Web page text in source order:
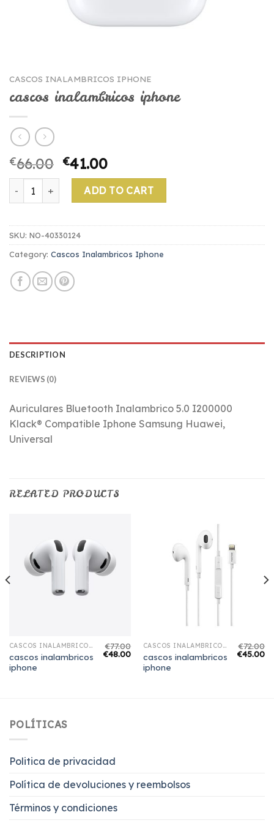
CASCOS INALAMBRICOS IPHONE
cascos inalambricos iphone
€66.00 €41.00
cascos inalambricos iphone quantity
ADD TO CART
SKU: NO-40330124
Category: Cascos Inalambricos Iphone
DESCRIPTION
REVIEWS (0)
Auriculares Bluetooth Inalambrico 5.0 I200000
Klack® Compatible Iphone Samsung Huawei,
Universal
RELATED PRODUCTS
CASCOS INALAMBRICOS IPHONE
cascos inalambricos
iphone
€77.00
€48.00
CASCOS INALAMBRICOS IPHONE
cascos inalambricos
iphone
€72.00
€45.00
POLÍTICAS
Politica de privacidad
Política de devoluciones y reembolsos
Términos y condiciones